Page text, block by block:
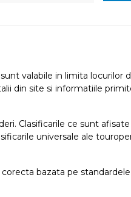
valabile in limita locurilor
din site si informatiile
Clasificarile ce sunt
universale ale
bazata pe